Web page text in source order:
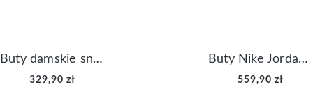
Buty damskie sneakersy Nike M2K Tekno AO3108-006
329,90 zł
Buty Nike Jordan Flight Origin 4 921196-100
559,90 zł